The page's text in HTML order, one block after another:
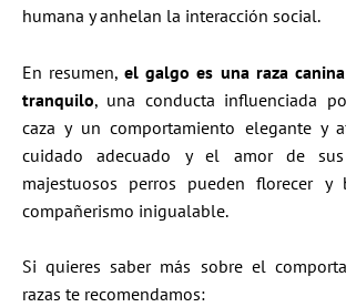
humana y anhelan la interacción social.
En resumen,el galgo es una raza
tranquilo, una conducta influenciada
caza y un comportamiento elegante y
cuidado adecuado y el amor de
majestuosos perros pueden florecer y
compañerismo inigualable.
Si quieres saber más sobre el
razas te recomendamos: